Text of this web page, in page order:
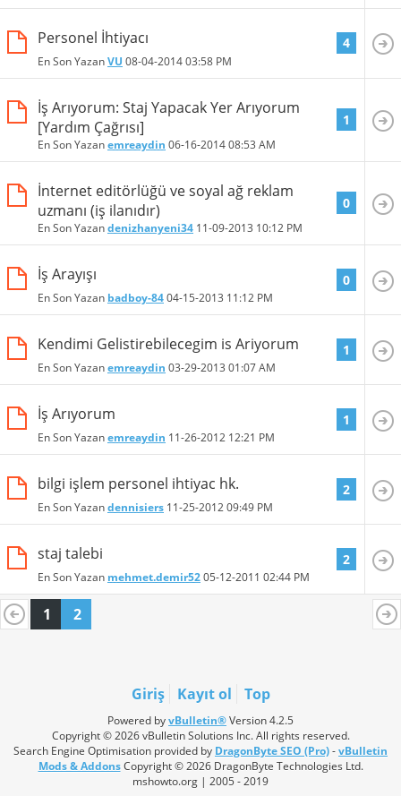
Personel İhtiyacı
En Son YazanVU 08-04-201403:58 PM
4
İş Arıyorum: Staj Yapacak Yer Arıyorum
[Yardım Çağrısı]
En Son Yazanemreaydin 06-16-201408:53 AM
1
İnternet editörlüğü ve soyal ağ reklam
uzmanı (iş ilanıdır)
En Son Yazandenizhanyeni34 11-09-2013 10:12 PM
0
İş Arayışı
En Son Yazan badboy-8404-15-2013 11:12 PM
0
Kendimi Gelistirebilecegim is Ariyorum
En Son Yazanemreaydin 03-29-2013 01:07 AM
1
İş Arıyorum
En Son Yazanemreaydin 11-26-2012 12:21 PM
1
bilgi işlem personel ihtiyac hk.
En Son Yazandennisiers 11-25-201209:49 PM
2
staj talebi
En Son Yazan mehmet.demir5205-12-2011 02:44 PM
2
1 2
Giriş Kayıt ol Top
Powered byvBulletin®Version 4.2.5
Copyright © 2026 vBulletin Solutions Inc. All rights reserved.
Search Engine Optimisation provided by DragonByte SEO (Pro)-vBulletin
Mods & AddonsCopyright © 2026 DragonByte Technologies Ltd.
mshowto.org | 2005 - 2019